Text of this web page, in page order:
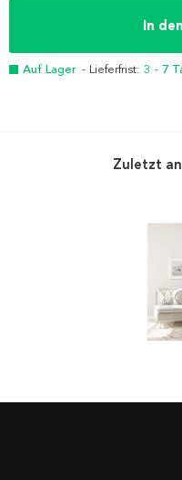
In
Auf Lager - Lieferfrist: 3 - 7
Zuletzt